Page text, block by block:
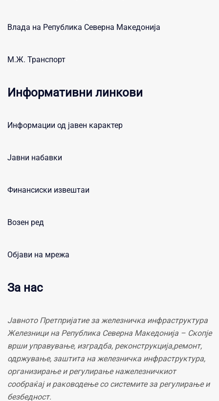
Влада на Република Северна Македонија
М.Ж. Транспорт
Информативни линкови
Информации од јавен карактер
Јавни набавки
Финансиски извештаи
Возен ред
Објави на мрежа
За нас
Јавното Претпријатие за железничка инфраструктура
Железници на Република Северна Македонија – Скопје
врши управување, изградба, реконструкција,ремонт,
одржување, заштита на железничка инфраструктура,
организирање и регулирање нажелезничкиот
сообраќај и раководење со системите за регулирање и
безбедност.